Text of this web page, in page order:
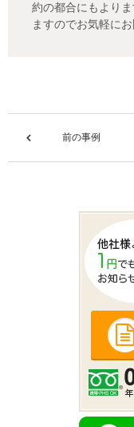
約の都合にもより
ますのでお気軽に
前の事例